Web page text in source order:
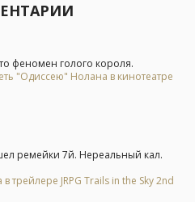
феномен голого короля.
"Одиссею" Нолана в кинотеатре
ремейки 7й. Нереальный кал.
трейлере JRPG Trails in the Sky 2nd